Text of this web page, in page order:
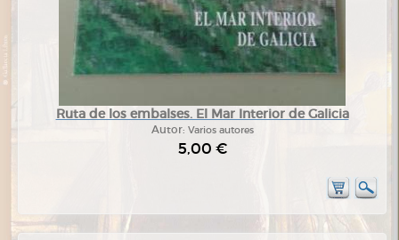
Ruta de los embalses. El Mar Interior de Galicia
Autor: Varios autores
5,00 €